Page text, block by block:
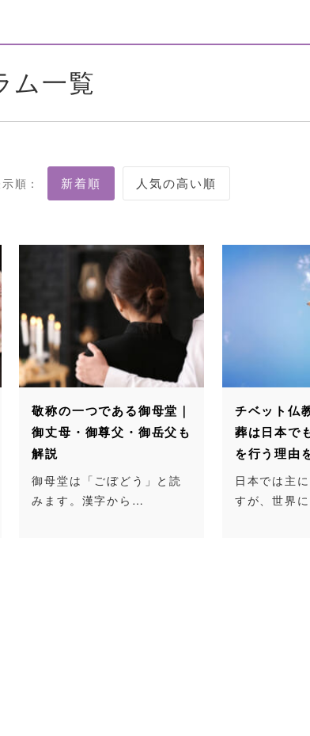
ム一覧
順：
敬称の一つである御母堂｜
御丈母・御尊父・御岳父も
解説
御母堂は「ごぼどう」と読
みます。漢字から…
チベット仏
葬は日本で
を行う理由
日本では主
すが、世界